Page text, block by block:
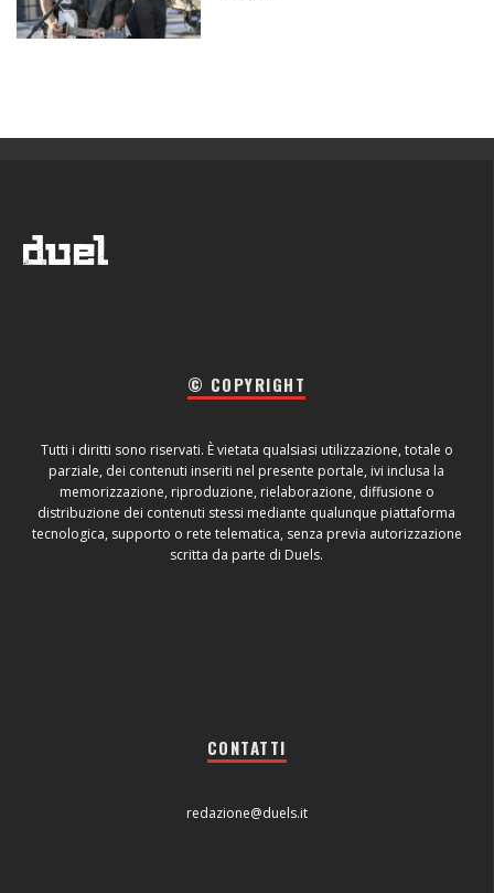
© COPYRIGHT
Tutti i diritti sono riservati. È vietata qualsiasi utilizzazione, totale o
parziale, dei contenuti inseriti nel presente portale, ivi inclusa la
memorizzazione, riproduzione, rielaborazione, diffusione o
distribuzione dei contenuti stessi mediante qualunque piattaforma
tecnologica, supporto o rete telematica, senza previa autorizzazione
scritta da parte di Duels.
CONTATTI
redazione@duels.it